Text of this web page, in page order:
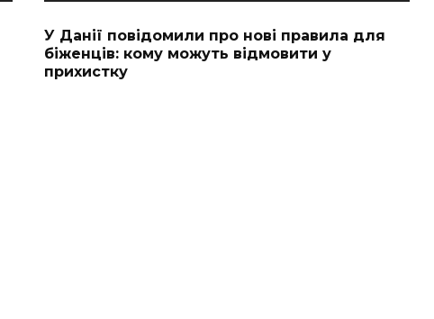
У Данії повідомили про нові правила для
біженців: кому можуть відмовити у
прихистку